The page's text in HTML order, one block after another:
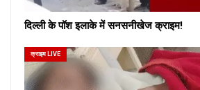
दिल्ली के पॉश इलाके में सनसनीखेज क्राइम!
क्राइम LIVE